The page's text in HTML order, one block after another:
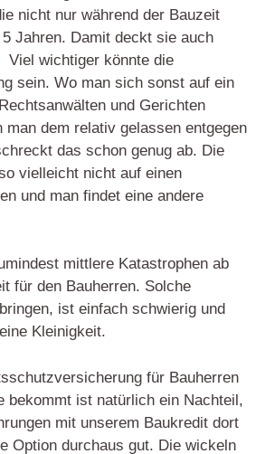
nicht nur während der Bauzeit
Jahren. Damit deckt sie auch
Viel wichtiger könnte die
sein. Wo man sich sonst auf ein
und Gerichten
dem relativ gelassen entgegen
das schon genug ab. Die
vielleicht nicht auf einen
und man findet eine andere
mittlere Katastrophen ab
für den Bauherren. Solche
ist einfach schwierig und
Kleinigkeit.
für Bauherren
bekommt ist natürlich ein Nachteil,
mit unserem Baukredit dort
Option durchaus gut. Die wickeln